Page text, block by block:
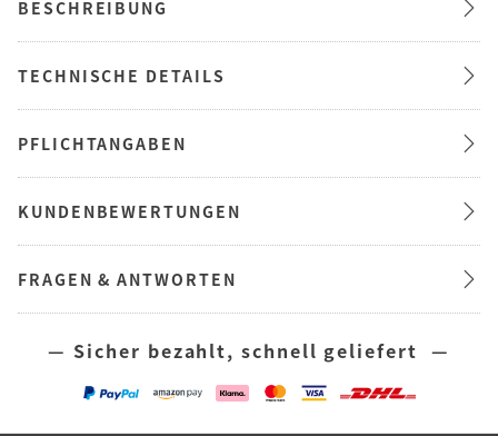
BESCHREIBUNG
TECHNISCHE DETAILS
PFLICHTANGABEN
KUNDENBEWERTUNGEN
FRAGEN & ANTWORTEN
— Sicher bezahlt, schnell geliefert —